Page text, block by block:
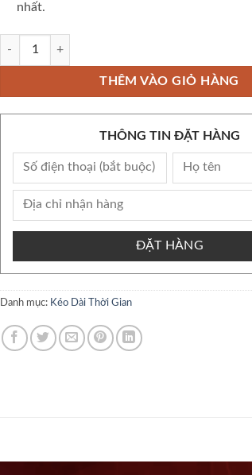
nhất.
Combo popper dạ quang Neon Party Đỏ 50ml
THÊM VÀO GIỎ HÀNG
THÔNG TIN ĐẶT HÀNG
ĐẶT HÀNG
Danh mục: Kéo Dài Thời Gian